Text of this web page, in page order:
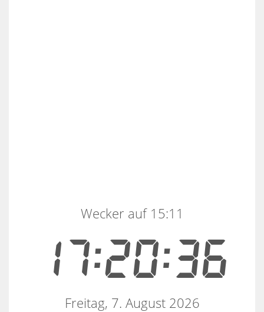
17:20:36
Wecker auf 15:11
Freitag, 7. August 2026